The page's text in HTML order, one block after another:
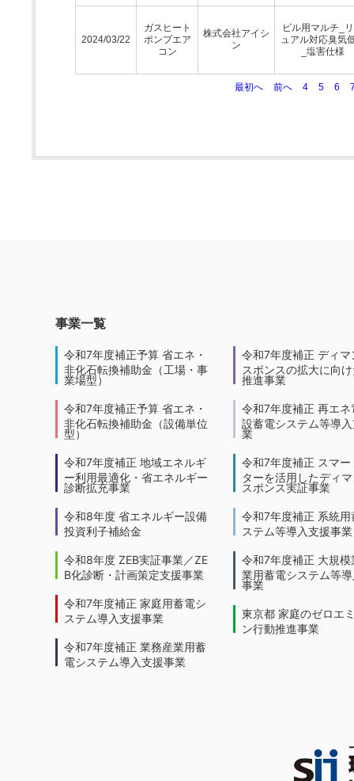
2024/03/22
ガスヒート
ポンプエア
コン
株式会社アイシ
ン
ビル用マルチ_
ュアル対応臭気
_塩害仕様
最初へ 前へ 4 5 6
事業一覧
令和7年度補正予算 省エネ・
非化石転換補助金（工場・事
業場型）
令和7年度補正予算 省エネ・
非化石転換補助金（設備単位
型）
令和7年度補正 地域エネルギ
ー利用最適化・省エネルギー
診断拡充事業
令和8年度 省エネルギー設備
投資利子補給金
令和8年度 ZEB実証事業／ZE
B化診断・計画策定支援事業
令和7年度補正 家庭用蓄電シ
ステム導入支援事業
令和7年度補正 業務産業用蓄
電システム導入支援事業
令和7年度補正 ディマ
スポンスの拡大に向
推進事業
令和7年度補正 再エネ
設蓄電システム等導
業
令和7年度補正 スマー
ターを活用したディ
スポンス実証事業
令和7年度補正 系統用
ステム等導入支援事業
令和7年度補正 大規模
業用蓄電システム等
事業
東京都 家庭のゼロエ
ン行動推進事業